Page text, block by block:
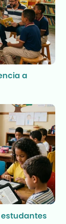
a
estudantes